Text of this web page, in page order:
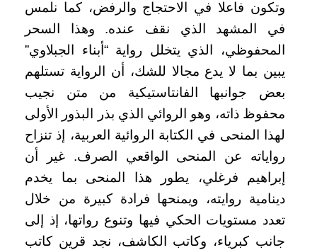
وتكون فاعلا في الاحتجاج والرفض، كما نلمس
في المشهد الذي نقف عنده. وهذا السحر
المحفوظي، الذي يتخلل رواية “أبناء الجبلاوي”
يبين بما لا يدع مجالا للشك، أن الرواية تستلهم
بعض جوانبها الفانتاستيكية من متن نجيب
محفوظ ذاته، وهو الروائي الذي بذر البذور الأولى
لهذا المنحى في الكتابة الروائية العربية، إذ تنزاح
رواياته عن المنحى الواقعي الصرف. غير أن
إبراهيم فرغلي، يطور هذا المنحى بما يخدم
دينامية روايته، ويمنحها فرادة كبيرة من خلال
تعدد مستويات الحكي فيها وتنوع رواتها، إذ إلى
جانب كبرياء، وكاتب الكاشف، نجد قرين كاتب